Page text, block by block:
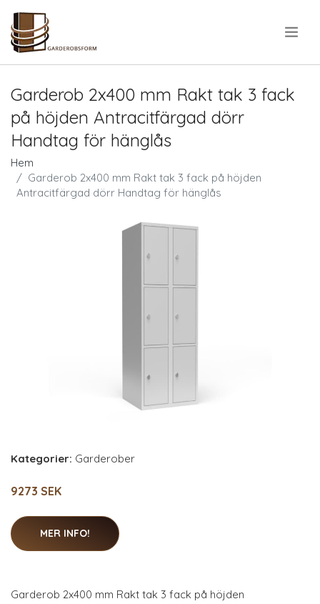
Garderob 2x400 mm Rakt tak 3 fack
på höjden Antracitfärgad dörr
Handtag för hänglås
Hem
Garderob 2x400 mm Rakt tak 3 fack på höjden
Antracitfärgad dörr Handtag för hänglås
Kategorier: Garderober
9273 SEK
MER INFO!
Garderob 2x400 mm Rakt tak 3 fack på höjden